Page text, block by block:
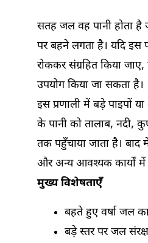
सतह जल वह पानी होता है
पर बहने लगता है। यदि इस
रोककर संग्रहित किया
उपयोग किया जा सकता है।
इस प्रणाली में बड़े पाइपों या
के पानी को तालाब, नदी,
तक पहुँचाया जाता है। बाद
और अन्य आवश्यक कार्यों में
मुख्य विशेषताएँ
बहते हुए वर्षा जल
बड़े स्तर पर जल